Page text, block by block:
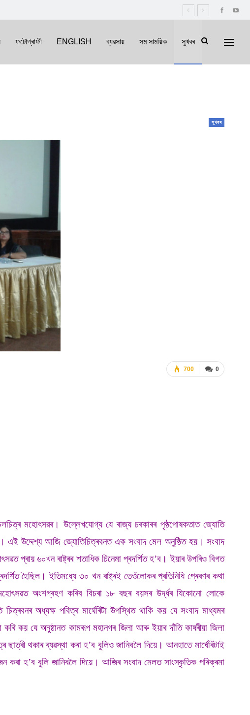
ফটোগ্ৰাফী ENGLISH ব্যৱসায় সম সাময়িক সুখবৰ
সুখবৰ
0
700
মহোৎসৱৰ। উল্লেখযোগ্য যে ৰাজ্য চৰকাৰৰ পৃষ্ঠপোষকতাত জ্যোতি
এই উদ্দেশ্য আজি জ্যোতিচিত্ৰবনত এক সংবাদ মেল অনুষ্ঠিত হয়। সংবাদ
প্ৰায় ৬০খন ৰাষ্ট্ৰৰ শতাধিক চিনেমা প্ৰদৰ্শিত হ’ব। ইয়াৰ উপৰিও বিগত
হৈছিল। ইতিমধ্যে ৩০ খন ৰাষ্ট্ৰই তেওঁলোকৰ প্ৰতিনিধি প্ৰেৰণৰ কথা
অংশগ্ৰহণ কৰিব বিচৰা ১৮ বছৰ বয়সৰ উৰ্দ্ধৰ যিকোনো লোকে
অধ্যক্ষ পবিত্ৰ মাৰ্ঘেৰিটা উপস্থিত থাকি কয় যে সংবাদ মাধ্যমৰ
কয় যে অনুষ্ঠানত কামৰূপ মহানগৰ জিলা আৰু ইয়াৰ দাঁতি কাষৰীয়া জিলা
থকাৰ ব্যৱস্থা কৰা হ’ব বুলিও জানিবলৈ দিয়ে। আনহাতে মাৰ্ঘেৰিটাই
হ’ব বুলি জানিবলৈ দিয়ে। আজিৰ সংবাদ মেলত সাংস্কৃতিক পৰিক্ৰমা